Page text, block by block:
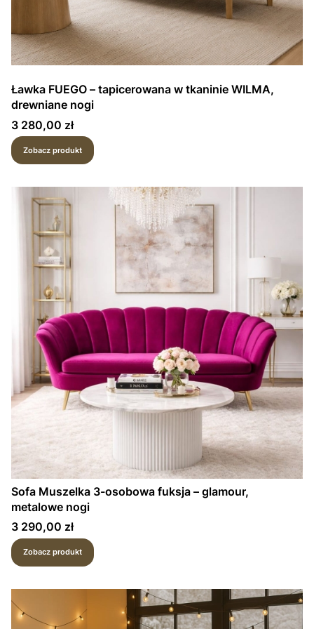
Ławka FUEGO – tapicerowana w tkaninie WILMA,
drewniane nogi
Cena
3 280,00 zł
Zobacz produkt
Sofa Muszelka 3-osobowa fuksja – glamour,
metalowe nogi
Cena
3 290,00 zł
Zobacz produkt